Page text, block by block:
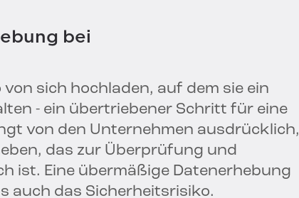
bei
sich hochladen, auf dem sie ein
- ein übertriebener Schritt für eine
von den Unternehmen ausdrücklich,
das zur Überprüfung und
ist. Eine übermäßige Datenerhebung
auch das Sicherheitsrisiko.